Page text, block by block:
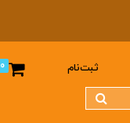
ثبت‌نام 0